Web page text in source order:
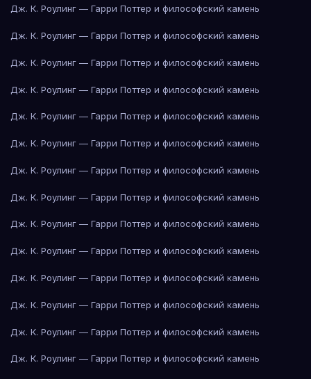
Дж. К. Роулинг — Гарри Поттер и философский камень
Дж. К. Роулинг — Гарри Поттер и философский камень
Дж. К. Роулинг — Гарри Поттер и философский камень
Дж. К. Роулинг — Гарри Поттер и философский камень
Дж. К. Роулинг — Гарри Поттер и философский камень
Дж. К. Роулинг — Гарри Поттер и философский камень
Дж. К. Роулинг — Гарри Поттер и философский камень
Дж. К. Роулинг — Гарри Поттер и философский камень
Дж. К. Роулинг — Гарри Поттер и философский камень
Дж. К. Роулинг — Гарри Поттер и философский камень
Дж. К. Роулинг — Гарри Поттер и философский камень
Дж. К. Роулинг — Гарри Поттер и философский камень
Дж. К. Роулинг — Гарри Поттер и философский камень
Дж. К. Роулинг — Гарри Поттер и философский камень